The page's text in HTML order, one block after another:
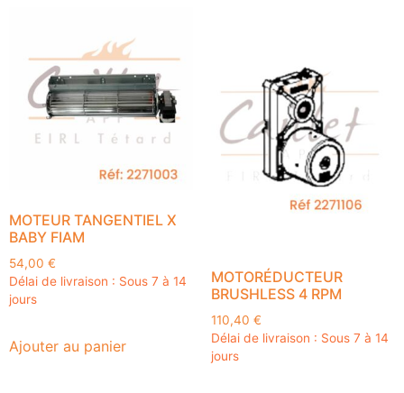
MOTEUR TANGENTIEL X
BABY FIAM
54,00 €
Délai de livraison : Sous 7 à 14
jours
Ajouter au panier
MOTORÉDUCTEUR
BRUSHLESS 4 RPM
110,40 €
Délai de livraison : Sous 7 à 14
jours